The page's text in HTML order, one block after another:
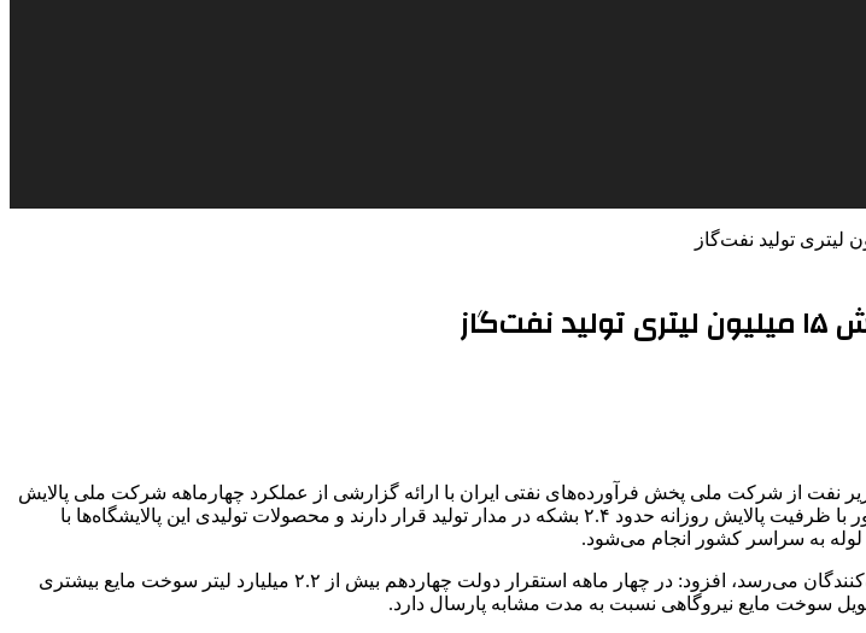
آذر) در جریان بازدید محسن پاک‌نژاد، وزیر نفت از شرکت ملی پخش فرآورده‌های نفتی ایران با ارائه گزارشی از عملکرد چهارماهه شرکت ملی پالایش
و پخش فرآورده‌های نفتی از زمان استقرار دولت چهاردهم اظهار کرد: هم‌اکنون ۱۰ پالایشگاه کشور با ظرفیت پالایش روزانه حدود ۲.۴ بشکه در مدار تولید قرار دارند و محصولات تولیدی این پالایشگاه‌ها با
وی با بیان اینکه بیش از ۳۲۰ میلیون لیتر انواع فرآورده نفتی در این روزها تولید و به دست مصرف‌کنندگان می‌رسد، افزود: در چهار ماهه استقرار دولت چهاردهم بیش از ۲.۲ میلیارد لیتر سوخت مایع بیشتری